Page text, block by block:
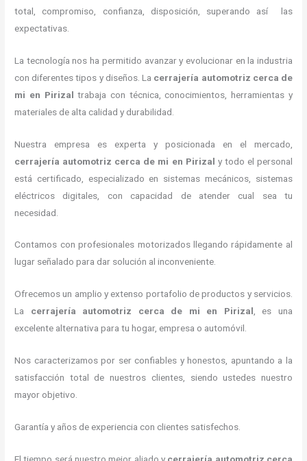
total, compromiso, confianza, disposición, superando así las
expectativas.
La tecnología nos ha permitido avanzar y evolucionar en la industria
con diferentes tipos y diseños. La cerrajería automotriz cerca de
mi en Pirizal trabaja con técnica, conocimientos, herramientas y
materiales de alta calidad y durabilidad.
Nuestra empresa es experta y posicionada en el mercado,
cerrajería automotriz cerca de mi en Pirizal y todo el personal
está certificado, especializado en sistemas mecánicos, sistemas
eléctricos digitales, con capacidad de atender cual sea tu
necesidad.
Contamos con profesionales motorizados llegando rápidamente al
lugar señalado para dar solución al inconveniente.
Ofrecemos un amplio y extenso portafolio de productos y servicios.
La cerrajería automotriz cerca de mi en Pirizal, es una
excelente alternativa para tu hogar, empresa o automóvil.
Nos caracterizamos por ser confiables y honestos, apuntando a la
satisfacción total de nuestros clientes, siendo ustedes nuestro
mayor objetivo.
Garantía y años de experiencia con clientes satisfechos.